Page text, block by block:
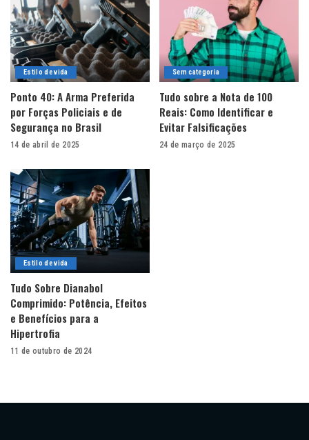
Estilo de vida
Ponto 40: A Arma Preferida
por Forças Policiais e de
Segurança no Brasil
14 de abril de 2025
Sem categoria
Tudo sobre a Nota de 100
Reais: Como Identificar e
Evitar Falsificações
24 de março de 2025
Estilo de vida
Tudo Sobre Dianabol
Comprimido: Potência, Efeitos
e Benefícios para a
Hipertrofia
11 de outubro de 2024